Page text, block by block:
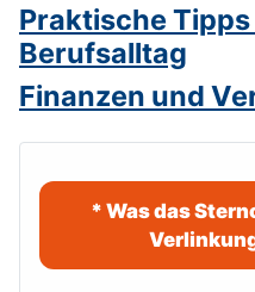
Praktische
Berufsalltag
Finanzen und
* Was das